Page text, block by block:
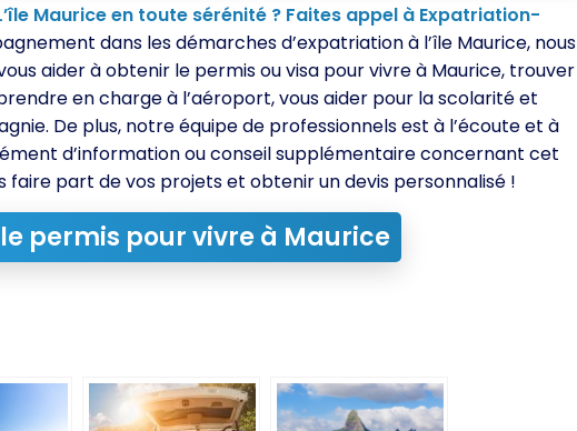
Maurice en toute sérénité ? Faites appel à Expatriation-
dans les démarches d’expatriation à l’île Maurice, nous
aider à obtenir le permis ou visa pour vivre à Maurice, trouver
en charge à l’aéroport, vous aider pour la scolarité et
De plus, notre équipe de professionnels est à l’écoute et à
d’information ou conseil supplémentaire concernant cet
part de vos projets et obtenir un devis personnalisé !
permis pour vivre à Maurice